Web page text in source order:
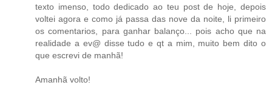
texto imenso, todo dedicado ao teu post de hoje, depois
voltei agora e como já passa das nove da noite, li primeiro
os comentarios, para ganhar balanço... pois acho que na
realidade a ev@ disse tudo e qt a mim, muito bem dito o
que escrevi de manhã!
Amanhã volto!